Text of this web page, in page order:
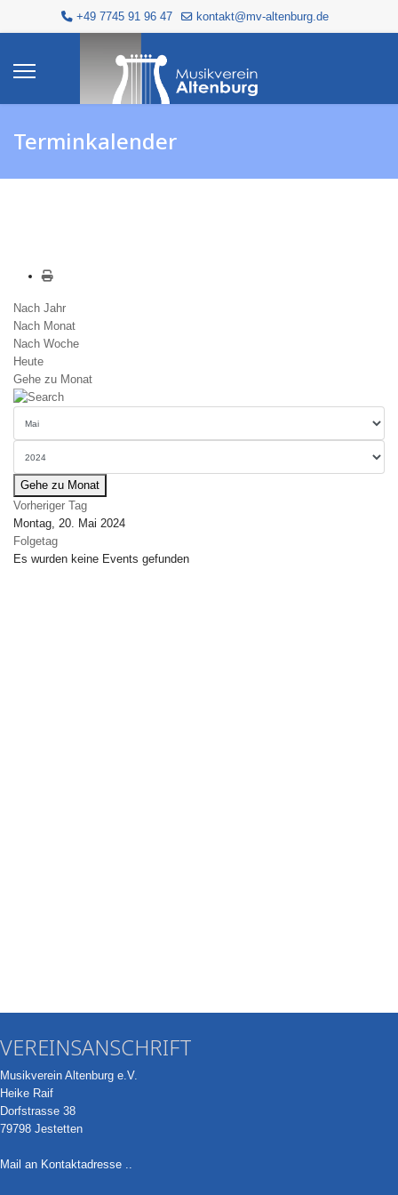
+49 7745 91 96 47 kontakt@mv-altenburg.de
Terminkalender
Nach Jahr
Nach Monat
Nach Woche
Heute
Gehe zu Monat
Gehe zu Monat
Vorheriger Tag
Montag, 20. Mai 2024
Folgetag
Es wurden keine Events gefunden
VEREINSANSCHRIFT
Musikverein Altenburg e.V.
Heike Raif
Dorfstrasse 38
79798 Jestetten
Mail an Kontaktadresse ..